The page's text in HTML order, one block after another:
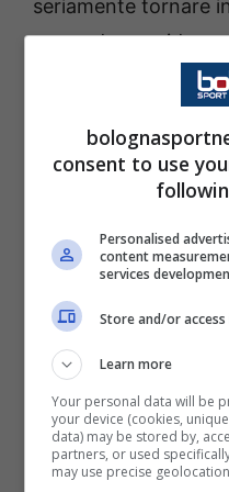
seriamente tornare
scena da
decisione, da
presa e si tratta di
vedere, di
e che cosa bisogna
Mancini di
lui il nuovo
C’è una gran voglia,
di rivederlo di nuovo
merito di quelle che
consent to use
Personalised
content
services
Store and/or
Learn more
Your personal data will be
your device (cookies,
data) may be stored by,
partners, or used
may use precise